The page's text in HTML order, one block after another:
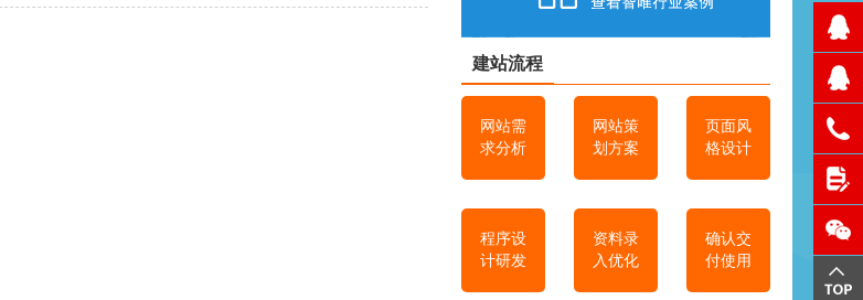
建站流程
网站需
求分析
网站策
划方案
页面风
格设计
程序设
计研发
资料录
入优化
确认交
付使用